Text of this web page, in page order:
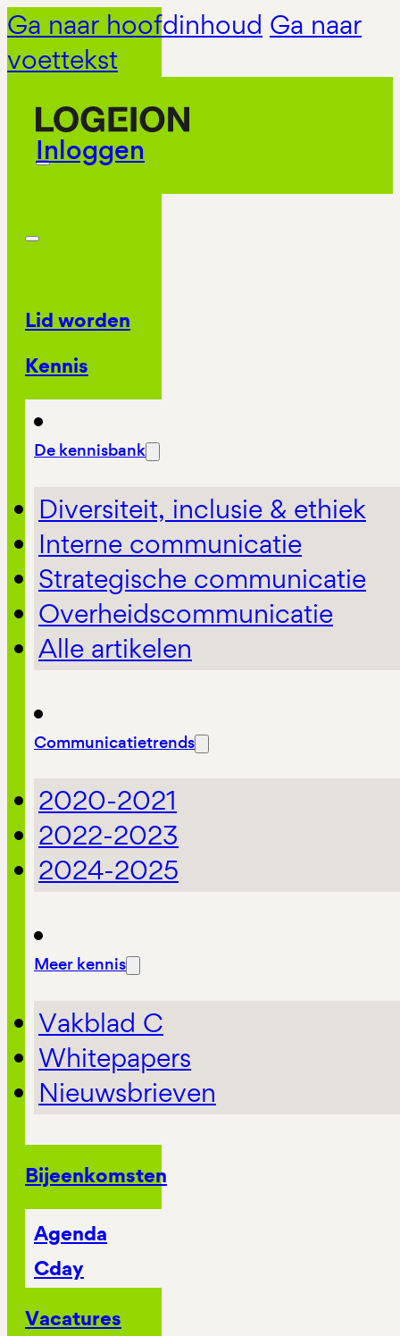
Ga naar hoofdinhoud Ga naar
voettekst
Inloggen
Lid worden
Kennis
De kennisbank
Diversiteit, inclusie & ethiek
Interne communicatie
Strategische communicatie
Overheidscommunicatie
Alle artikelen
Communicatietrends
2020-2021
2022-2023
2024-2025
Meer kennis
Vakblad C
Whitepapers
Nieuwsbrieven
Bijeenkomsten
Agenda
Cday
Vacatures